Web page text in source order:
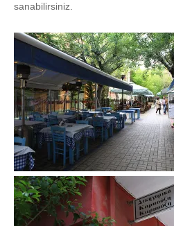
sanabilirsiniz.